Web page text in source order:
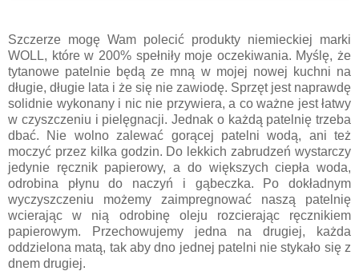
Szczerze mogę Wam polecić produkty niemieckiej marki
WOLL, które w 200% spełniły moje oczekiwania. Myślę, że
tytanowe patelnie będą ze mną w mojej nowej kuchni na
długie, długie lata i że się nie zawiodę. Sprzęt jest naprawdę
solidnie wykonany i nic nie przywiera, a co ważne jest łatwy
w czyszczeniu i pielęgnacji. Jednak o każdą patelnię trzeba
dbać. Nie wolno zalewać gorącej patelni wodą, ani też
moczyć przez kilka godzin. Do lekkich zabrudzeń wystarczy
jedynie ręcznik papierowy, a do większych ciepła woda,
odrobina płynu do naczyń i gąbeczka. Po dokładnym
wyczyszczeniu możemy zaimpregnować naszą patelnię
wcierając w nią odrobinę oleju rozcierając ręcznikiem
papierowym. Przechowujemy jedna na drugiej, każda
oddzielona matą, tak aby dno jednej patelni nie stykało się z
dnem drugiej.